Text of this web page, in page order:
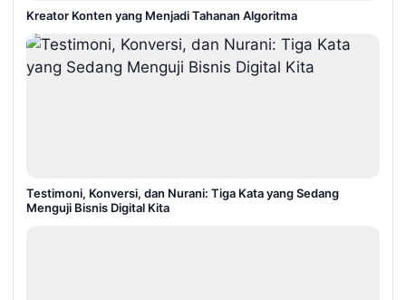
Kreator Konten yang Menjadi Tahanan Algoritma
Testimoni, Konversi, dan Nurani: Tiga Kata yang Sedang
Menguji Bisnis Digital Kita